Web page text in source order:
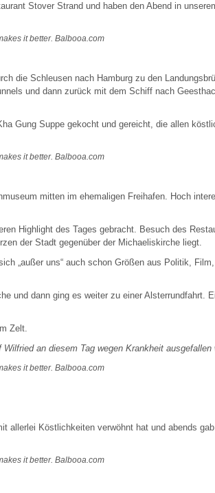
Stover Strand und haben den Abend in
it better. Balbooa.com
die Schleusen nach Hamburg zu den
und dann zurück mit dem Schiff nach
Gung Suppe gekocht und gereicht, die allen
it better. Balbooa.com
mitten im ehemaligen Freihafen. Hoch
Highlight des Tages gebracht. Besuch des
der Stadt gegenüber der Michaeliskirche liegt.
„außer uns“ auch schon Größen aus Politik,
und dann ging es weiter zu einer Alsterrundfahrt.
Zelt.
an diesem Tag wegen Krankheit ausgefallen
it better. Balbooa.com
allerlei Köstlichkeiten verwöhnt hat und abends
it better. Balbooa.com